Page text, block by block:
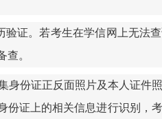
证。若考生在学信网上无法
。
身份证正反面照片及本人证件
证上的相关信息进行识别，